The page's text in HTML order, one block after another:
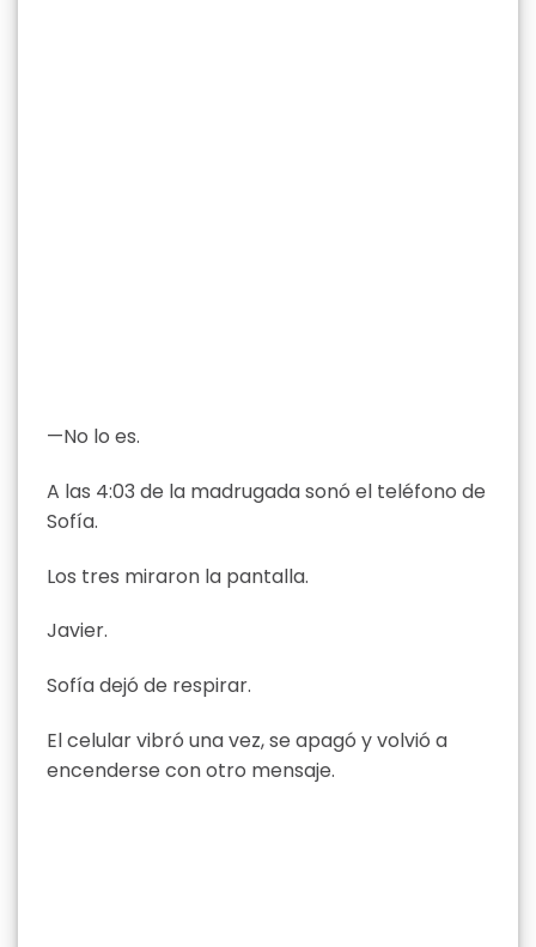
—No lo es.
A las 4:03 de la madrugada sonó el teléfono de
Sofía.
Los tres miraron la pantalla.
Javier.
Sofía dejó de respirar.
El celular vibró una vez, se apagó y volvió a
encenderse con otro mensaje.